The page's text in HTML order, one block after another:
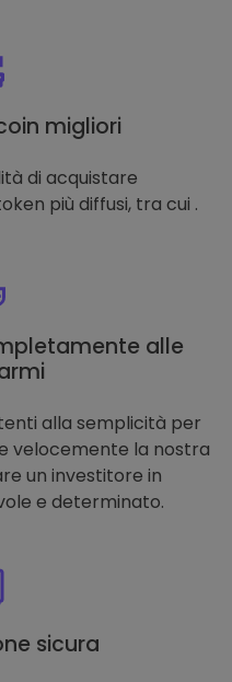
migliori
di acquistare
più diffusi, tra cui .
alle
alla semplicità per
velocemente la nostra
un investitore in
e determinato.
sicura